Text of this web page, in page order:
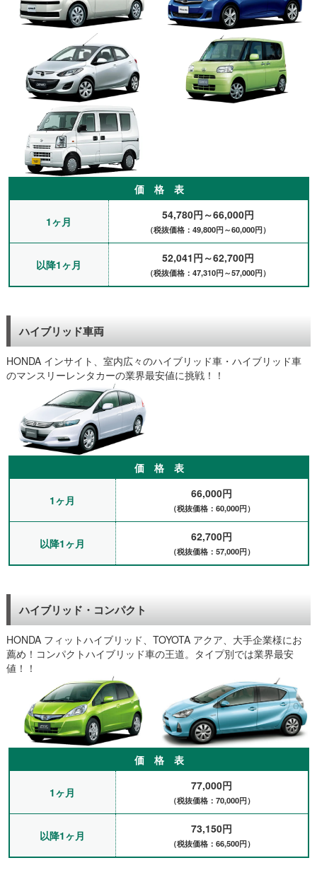
仕事で4人乗り以上の移動車が必要になり、賃貸自動車さんへお
世話になりました。乗り方を説明して車種を相談したところ少し
大きめが良いということで、カローラフィールダーに決めまし
た。もう一つ空車だったＡＤバンより広く排気量も大きかったの
で、距離も走るので利用期間中は快適に使用できました。とても
助かりました。（神戸市須磨区、会社員）
ディーラーさんから借りていた代車が1週間しか貸してもらえな
いため、新車の納車まで1ヶ月ほどマンスリーレンタカーを借り
ました。いろいろ比較して金額、対応など良かったので賃貸自動
車さんに決めました。通勤だけなのでコンパクトカーを予約し
て、電話で詳細を確認。ノートを借りることになり、ディーラー
さんまで納車して頂けて、受け渡しをしました。車は小キズがあ
りましたが目立たない程度で問題ないと思います。いろいろ丁寧
に説明してもらえて、とても印象は良いです。また何かあったら
お願いしようと思います。（神戸市、会社員）
交通機関が不便な場所のため、自宅まで配送してもらえて、助か
りました。新車ではなかったですが、ナビ・ETC付きで車は普通
にキレイでしたので満足しています。新車の納車まで延長延長で
結局2ヶ月半ほど借りしました。ありがとうございました。（西
車・引取りをお願いしました。メールで予約から受渡日時、場所
まで決められたので、当日問題なくアイシスを受け取り、事故も
西宮と宝塚の間での通勤です。新車の納車まで1ヶ月～2ヶ月くら
いの予定でノートを借りました。神戸から自宅まで納車してもら
い、お店まで取りに行かなくてもいいのはとても楽でいいです
ね。軽自動車でもよかったのですが、神戸へ買い物に行ったり大
阪へドライブに行ったりと、荷物もいろいろ載せれて快適に使え
て運転しやすかったです。ありがとうございました。（西宮市、
会社員）
1ヶ月ほど神戸出張で、コンパクトカーを2台予約をさせて頂きま
した。車はパッソとヴィッツでしたが、初めてのマンスリーレン
タカーでどんな車か心配でしたが、整備記録もあって、走行距離
も管理されているようで可もなく不可もなくでした。新神戸駅で
出発も返却も受渡しができて移動は大変助かりました。大事に使
わせて頂きました。ありがとうございます。（神戸市、設備）
事故で車に乗れなくなってしまいすぐ代車が必要でしたので、す
ぐに配送が可能だった賃貸自動車さんで予約をしました。配送も
付いていて修理で車が治るまでお世話になります。（尼崎、電気
社用車の故障で2週間程度の予定でレンタカーを借りることにな
り、車の空きがあったのですぐに予約。神戸駅で受け取り、その
場で支払いなど手続きを済ませました。早く対応していただいて
助かりました。（神戸市、内装業）
事故で修理している間、保険特約の代車に1ヶ月乗っていました
が、特約期間が終わってしまい延長できないためマンスリーレン
タカーを利用することに。急な配送のお願いでしたが、対応と速
さ、料金など賃貸自動車さんが一番によかったので予約させてい
ただきました。（建築、尼崎市）
故障で営業車が潰れてしまい、買換えるまでの間、レンタカーで
フィットを1ヶ月ほど利用しました。営業で阪神エリアを走り回
ることをお伝えしていて、池田、芦屋、西宮、尼崎など距離は走
らないので軽自動車以外なら何でもよかったですが、走りやすく
てよかったです。（宝塚、会社員）
出張のため法人でマンスリーレンタカーを借りました。ニッサン
のノートを会社まで納車してもらい、冬はスタッドレスタイヤに
履き替える予定で、現場での車の乗換えもしていただけるので賃
価 格 表
1ヶ月 54,780円～66,000円
（税抜価格：49,800円～60,000円）
以降1ヶ月 52,041円～62,700円
（税抜価格：47,310円～57,000円）
ハイブリッド車両
HONDA インサイト、室内広々のハイブリッド車・ハイブリッド車
のマンスリーレンタカーの業界最安値に挑戦！！
価 格 表
1ヶ月 66,000円
（税抜価格：60,000円）
以降1ヶ月 62,700円
（税抜価格：57,000円）
ハイブリッド・コンパクト
HONDA フィットハイブリッド、TOYOTA アクア、大手企業様にお
薦め！コンパクトハイブリッド車の王道。タイプ別では業界最安
値！！
価 格 表
1ヶ月 77,000円
（税抜価格：70,000円）
以降1ヶ月 73,150円
（税抜価格：66,500円）